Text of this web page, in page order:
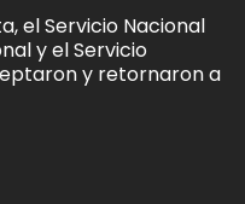
el Servicio Nacional
y el Servicio
y retornaron a